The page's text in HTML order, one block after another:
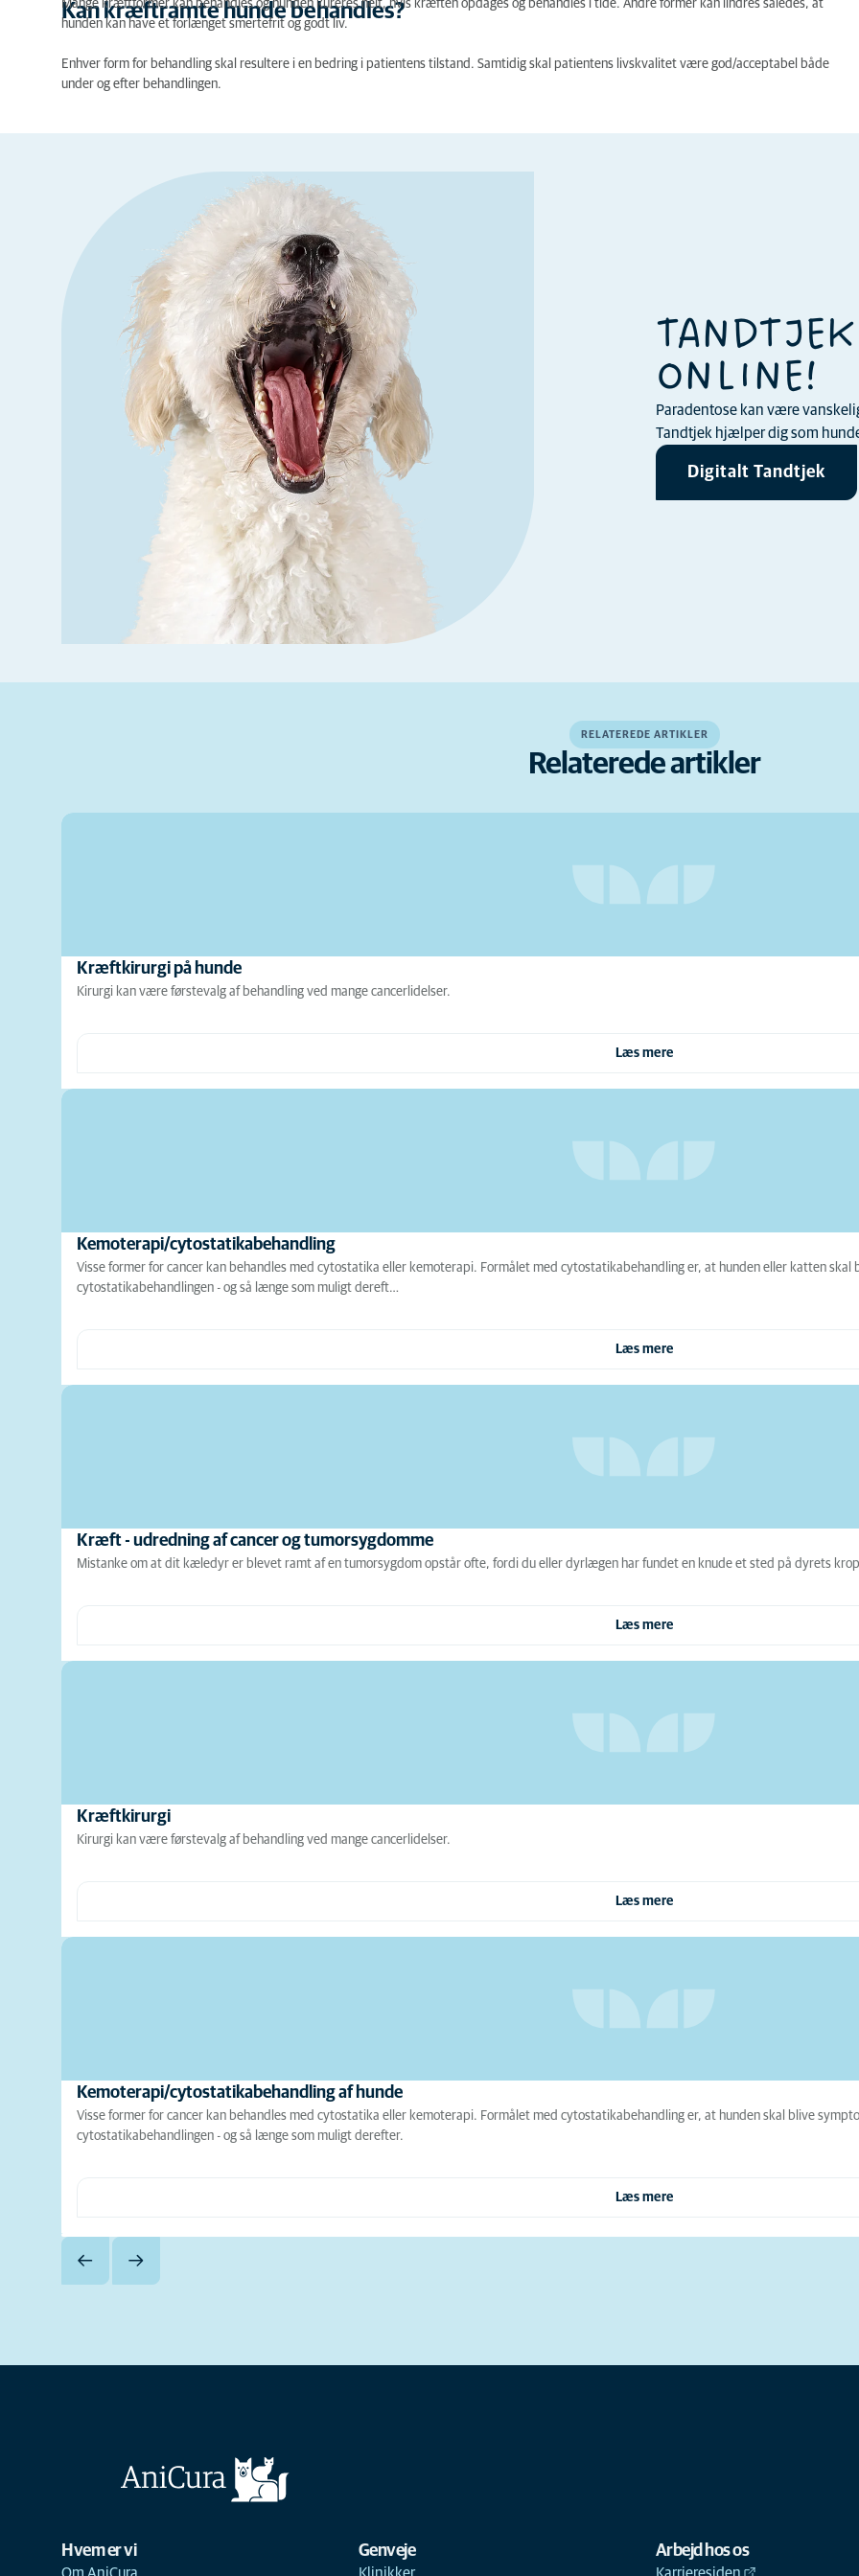
Kan kræftramte hunde behandles?
Mange kræftformer kan behandles og hunden kureres helt, hvis kræften opdages og behandles i tide. Andre former kan lindres således, at
hunden kan have et forlænget smertefrit og godt liv.
Enhver form for behandling skal resultere i en bedring i patientens tilstand. Samtidig skal patientens livskvalitet være god/acceptabel både
under og efter behandlingen.
ONLINE!
Paradentose kan være
Tandtjek hjælper dig som
Digitalt Tandtjek
RELATEREDE ARTIKLER
Relaterede artikler
Kræftkirurgi på hunde
Kirurgi kan være førstevalg af behandling ved mange cancerlidelser.
Læs mere
Kemoterapi/cytostatikabehandling
Visse former for cancer kan behandles med cytostatika eller kemoterapi. Formålet med cytostatikabehandling er, at hunden eller katten
cytostatikabehandlingen - og så længe som muligt dereft…
Læs mere
Kræft - udredning af cancer og tumorsygdomme
Mistanke om at dit kæledyr er blevet ramt af en tumorsygdom opstår ofte, fordi du eller dyrlægen har fundet en knude et sted på dyrets
Læs mere
Kræftkirurgi
Kirurgi kan være førstevalg af behandling ved mange cancerlidelser.
Læs mere
Kemoterapi/cytostatikabehandling af hunde
Visse former for cancer kan behandles med cytostatika eller kemoterapi. Formålet med cytostatikabehandling er, at hunden skal blive
cytostatikabehandlingen - og så længe som muligt derefter.
Læs mere
Hvem er vi
Om AniCura
Genveje
Klinikker
Arbejd hos os
Karrieresiden